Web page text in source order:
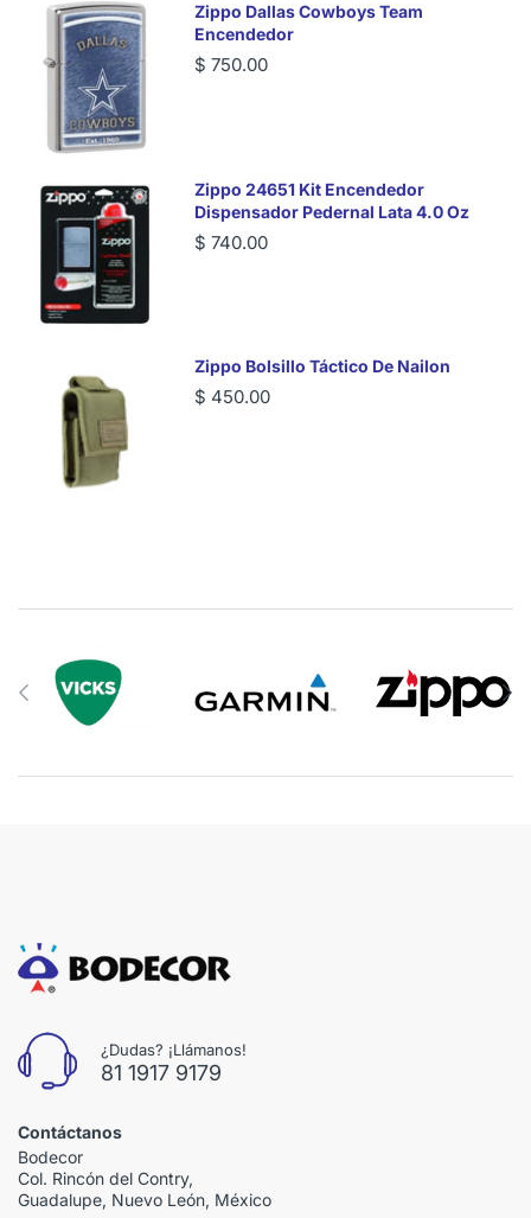
Zippo Dallas Cowboys Team
Encendedor
$ 750.00
Zippo 24651 Kit Encendedor
Dispensador Pedernal Lata 4.0 Oz
$ 740.00
Zippo Bolsillo Táctico De Nailon
$ 450.00
¿Dudas? ¡Llámanos!
81 1917 9179
Contáctanos
Bodecor
Col. Rincón del Contry,
Guadalupe, Nuevo León, México